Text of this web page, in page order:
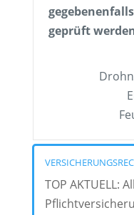
geprüft
TOP AKTUELL: